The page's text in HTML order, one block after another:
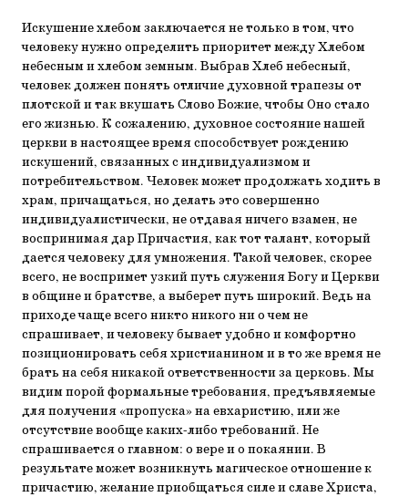
Искушение хлебом заключается не только в том, что
человеку нужно определить приоритет между Хлебом
небесным и хлебом земным. Выбрав Хлеб небесный,
человек должен понять отличие духовной трапезы от
плотской и так вкушать Слово Божие, чтобы Оно стало
его жизнью. К сожалению, духовное состояние нашей
церкви в настоящее время способствует рождению
искушений, связанных с индивидуализмом и
потребительством. Человек может продолжать ходить в
храм, причащаться, но делать это совершенно
индивидуалистически, не отдавая ничего взамен, не
воспринимая дар Причастия, как тот талант, который
дается человеку для умножения. Такой человек, скорее
всего, не воспримет узкий путь служения Богу и Церкви
в общине и братстве, а выберет путь широкий. Ведь на
приходе чаще всего никто никого ни о чем не
спрашивает, и человеку бывает удобно и комфортно
позиционировать себя христианином и в то же время не
брать на себя никакой ответственности за церковь. Мы
видим порой формальные требования, предъявляемые
для получения «пропуска» на евхаристию, или же
отсутствие вообще каких-либо требований. Не
спрашивается о главном: о вере и о покаянии. В
результате может возникнуть магическое отношение к
причастию, желание приобщаться силе и славе Христа,